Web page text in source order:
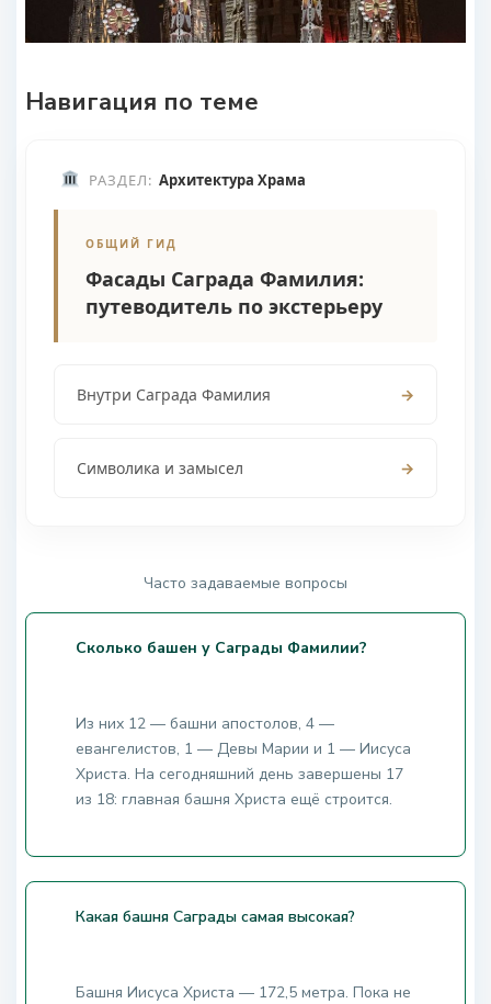
Навигация по теме
РАЗДЕЛ: Архитектура Храма
ОБЩИЙ ГИД
Фасады Саграда Фамилия:
путеводитель по экстерьеру
Внутри Саграда Фамилия →
Символика и замысел →
Часто задаваемые вопросы
Сколько башен у Саграды Фамилии?
Из них 12 — башни апостолов, 4 —
евангелистов, 1 — Девы Марии и 1 — Иисуса
Христа. На сегодняшний день завершены 17
из 18: главная башня Христа ещё строится.
Какая башня Саграды самая высокая?
Башня Иисуса Христа — 172,5 метра. Пока не